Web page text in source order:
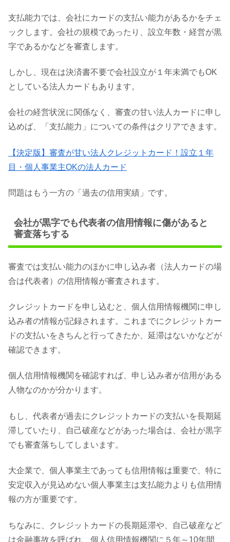
支払能力では、会社にカードの支払い能力があるかをチェ
ックします。会社の規模であったり、設立年数・経営が黒
字であるかなどを審査します。
しかし、現在は決済書不要で会社設立が１年未満でもOK
としている法人カードもあります。
会社の経営状況に関係なく、審査の甘い法人カードに申し
込めば、「支払能力」についての条件はクリアできます。
【決定版】審査が甘い法人クレジットカード！設立１年
目・個人事業主OKの法人カード
問題はもう一方の「過去の信用実績」です。
会社が黒字でも代表者の信用情報に傷があると
審査落ちする
審査では支払い能力のほかに申し込み者（法人カードの場
合は代表者）の信用情報が審査されます。
クレジットカードを申し込むと、個人信用情報機関に申し
込み者の情報が記録されます。これまでにクレジットカー
ドの支払いをきちんと行ってきたか、延滞はないかなどが
確認できます。
個人信用情報機関を確認すれば、申し込み者が信用がある
人物なのかが分かります。
もし、代表者が過去にクレジットカードの支払いを長期延
滞していたり、自己破産などがあった場合は、会社が黒字
でも審査落ちしてしまいます。
大企業で、個人事業主であっても信用情報は重要で、特に
安定収入が見込めない個人事業主は支払能力よりも信用情
報の方が重要です。
ちなみに、クレジットカードの長期延滞や、自己破産など
は金融事故を呼ばれ、個人信用情報機関に５年～10年間